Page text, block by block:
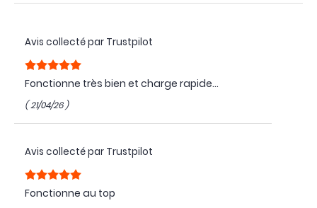
Avis collecté par Trustpilot
Fonctionne très bien et charge rapide…
( 21/04/26 )
Avis collecté par Trustpilot
Fonctionne au top